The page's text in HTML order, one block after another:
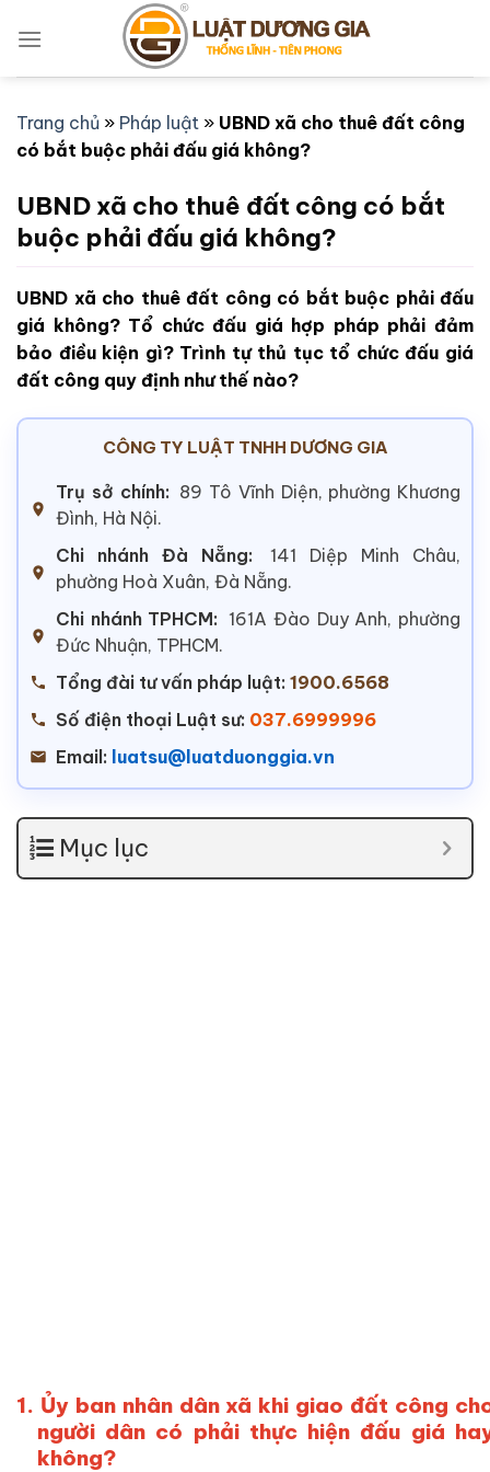
qua
Trang chủ » Pháp luật » UBND xã cho thuê đất công
có bắt buộc phải đấu giá không?
UBND xã cho thuê đất công có bắt
buộc phải đấu giá không?
UBND xã cho thuê đất công có bắt buộc phải đấu
giá không? Tổ chức đấu giá hợp pháp phải đảm
bảo điều kiện gì? Trình tự thủ tục tổ chức đấu giá
đất công quy định như thế nào?
CÔNG TY LUẬT TNHH DƯƠNG GIA
Trụ sở chính: 89 Tô Vĩnh Diện, phường Khương
Đình, Hà Nội.
Chi nhánh Đà Nẵng:
141 Diệp Minh Châu,
phường Hoà Xuân, Đà Nẵng.
Chi nhánh TPHCM: 161A Đào Duy Anh, phường
Đức Nhuận, TPHCM.
Tổng đài tư vấn pháp luật: 1900.6568
Số điện thoại Luật sư: 037.6999996
Email: luatsu@luatduonggia.vn
Mục lục
1. Ủy ban nhân dân xã khi giao đất công
người dân có phải thực hiện đấu giá
không?